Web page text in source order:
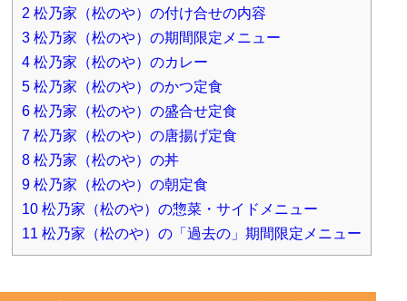
2 松乃家（松のや）の付け合せの内容
3 松乃家（松のや）の期間限定メニュー
4 松乃家（松のや）のカレー
5 松乃家（松のや）のかつ定食
6 松乃家（松のや）の盛合せ定食
7 松乃家（松のや）の唐揚げ定食
8 松乃家（松のや）の丼
9 松乃家（松のや）の朝定食
10 松乃家（松のや）の惣菜・サイドメニュー
11 松乃家（松のや）の「過去の」期間限定メニュー